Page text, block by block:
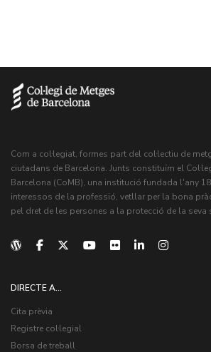
Com a col·legiat, formes part del col·lectiu de
ciutadans de Barcelona. Junts constituïm el
Barcelona (CoMB), una institució fundada l'any
interessos de la professió, vetllar per la bona
pel dret de les persones a la protecció de la seva
DIRECTE A...
Cita prèvia
Registre col·legial
Borsa de treball